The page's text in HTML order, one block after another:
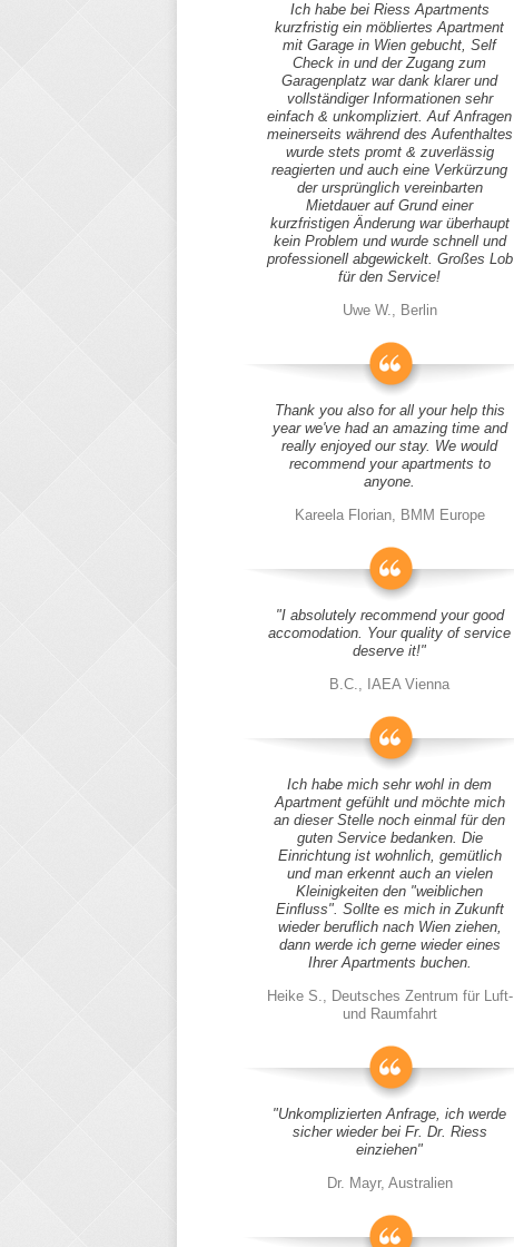
Ich habe bei Riess Apartments
kurzfristig ein möbliertes Apartment
mit Garage in Wien gebucht, Self
Check in und der Zugang zum
Garagenplatz war dank klarer und
vollständiger Informationen sehr
einfach & unkompliziert. Auf Anfragen
meinerseits während des Aufenthaltes
wurde stets promt & zuverlässig
reagierten und auch eine Verkürzung
der ursprünglich vereinbarten
Mietdauer auf Grund einer
kurzfristigen Änderung war überhaupt
kein Problem und wurde schnell und
professionell abgewickelt. Großes Lob
für den Service!
Uwe W., Berlin
Thank you also for all your help this
year we've had an amazing time and
really enjoyed our stay. We would
recommend your apartments to
anyone.
Kareela Florian, BMM Europe
"I absolutely recommend your good
accomodation. Your quality of service
deserve it!"
B.C., IAEA Vienna
Ich habe mich sehr wohl in dem
Apartment gefühlt und möchte mich
an dieser Stelle noch einmal für den
guten Service bedanken. Die
Einrichtung ist wohnlich, gemütlich
und man erkennt auch an vielen
Kleinigkeiten den "weiblichen
Einfluss". Sollte es mich in Zukunft
wieder beruflich nach Wien ziehen,
dann werde ich gerne wieder eines
Ihrer Apartments buchen.
Heike S., Deutsches Zentrum für Luft-
und Raumfahrt
"Unkomplizierten Anfrage, ich werde
sicher wieder bei Fr. Dr. Riess
einziehen"
Dr. Mayr, Australien